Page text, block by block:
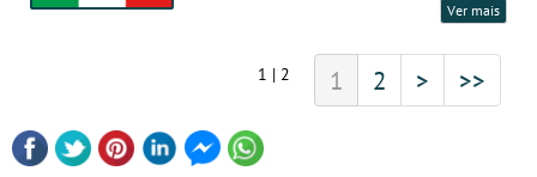
Ver mais
1 | 2 1 2 > >>